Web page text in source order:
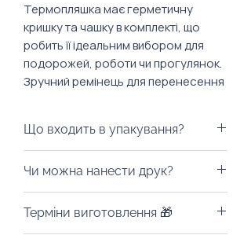
Термопляшка має герметичну
кришку та чашку в комплекті, що
робить її ідеальним вибором для
подорожей, роботи чи прогулянок.
Зручний ремінець для перенесення
Характеристики:
Об’єм: 500 мл
Матеріал: нержавіюча сталь
Що входить в упакування?
багато. Ми можемо припіднести
ваш подарунок у брендованому
пакуванні: екологічному пакеті,
Чи можна нанести друк?
нанести лазерне гравіювання
Терміни виготовлення 🎁